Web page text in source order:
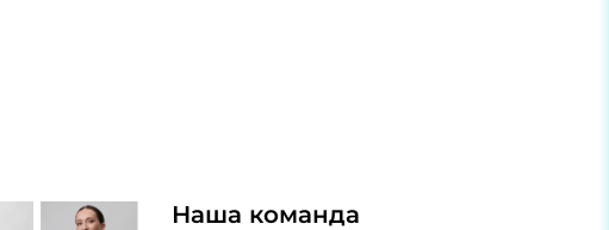
Наша команда